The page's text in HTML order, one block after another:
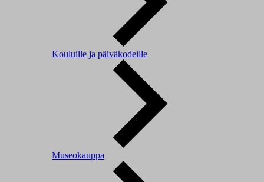
Kouluille ja päiväkodeille
Museokauppa